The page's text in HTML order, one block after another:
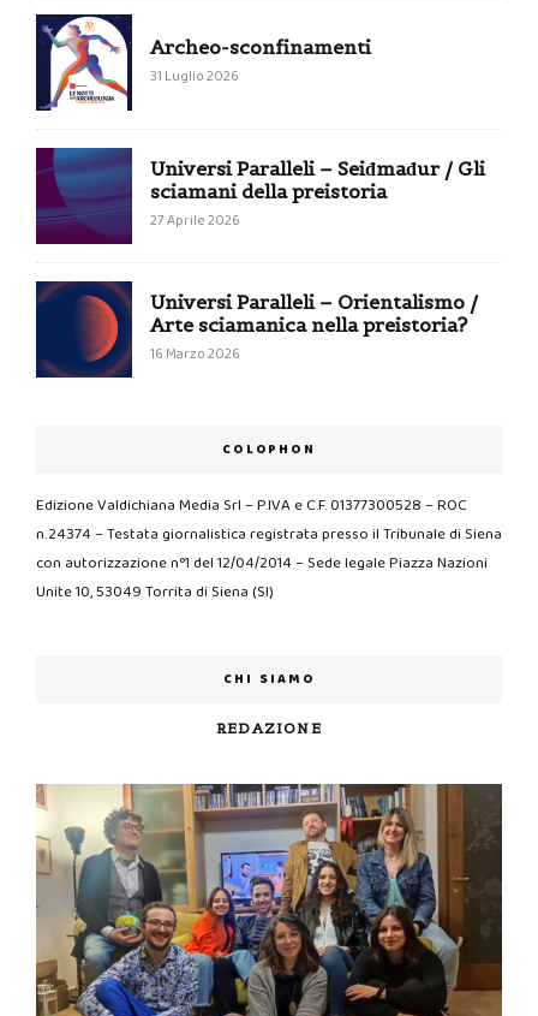
Archeo-sconfinamenti
31 Luglio 2026
Universi Paralleli – Seiđmađur / Gli
sciamani della preistoria
27 Aprile 2026
Universi Paralleli – Orientalismo /
Arte sciamanica nella preistoria?
16 Marzo 2026
COLOPHON
Edizione Valdichiana Media Srl – P.IVA e C.F. 01377300528 – ROC
n.24374 – Testata giornalistica registrata presso il Tribunale di Siena
con autorizzazione n°1 del 12/04/2014 – Sede legale Piazza Nazioni
Unite 10, 53049 Torrita di Siena (SI)
CHI SIAMO
REDAZIONE